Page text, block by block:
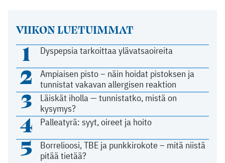
VIIKON LUETUIMMAT
1 Dyspepsia tarkoittaa ylävatsaoireita
2
Ampiaisen pisto – näin hoidat pistoksen ja
tunnistat vakavan allergisen reaktion
3
Läiskät iholla — tunnistatko, mistä on
kysymys?
4 Palleatyrä: syyt, oireet ja hoito
5
Borrelioosi, TBE ja punkkirokote – mitä niistä
pitää tietää?